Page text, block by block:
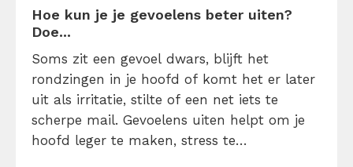
Hoe kun je je gevoelens beter uiten?
Doe...
Soms zit een gevoel dwars, blijft het
rondzingen in je hoofd of komt het er later
uit als irritatie, stilte of een net iets te
scherpe mail. Gevoelens uiten helpt om je
hoofd leger te maken, stress te